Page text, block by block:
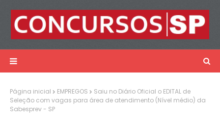
Página inicial EMPREGOS
Saiu no Diário Oficial o EDITAL de
Seleção com vagas para área de atendimento (Nível médio) da
Sabesprev - SP